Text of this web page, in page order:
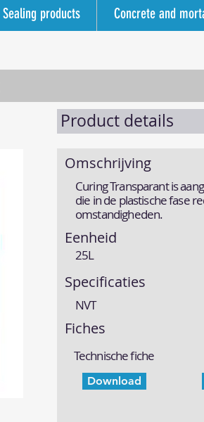
Sealing products Concrete and
Product details
Omschrijving
Curing Transparant is
die in de plastische fase
omstandigheden.
Eenheid
25L
Specificaties
NVT
Fiches
Technische fiche
Download